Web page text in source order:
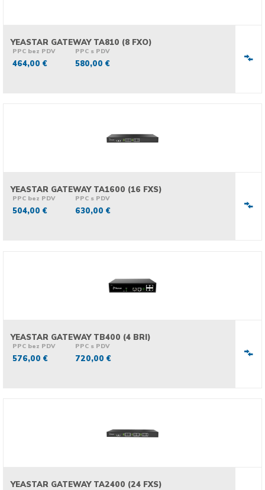
YEASTAR GATEWAY TA810 (8 FXO)
PPC bez PDV
464,00 €
PPC s PDV
580,00 €
YEASTAR GATEWAY TA1600 (16 FXS)
PPC bez PDV
504,00 €
PPC s PDV
630,00 €
YEASTAR GATEWAY TB400 (4 BRI)
PPC bez PDV
576,00 €
PPC s PDV
720,00 €
YEASTAR GATEWAY TA2400 (24 FXS)